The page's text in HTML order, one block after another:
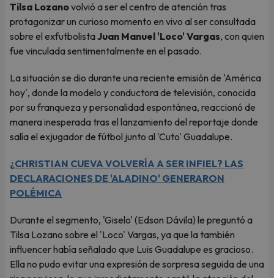
Tilsa Lozanovolvió a ser el centro de atención tras
protagonizar un curioso momento en vivo al ser consultada
sobre el exfutbolistaJuan Manuel 'Loco' Vargas, con quien
fue vinculada sentimentalmente en el pasado.
La situación se dio durante una reciente emisión de 'América
hoy', donde la modelo y conductora de televisión, conocida
por su franqueza y personalidad espontánea, reaccionó de
manera inesperada tras el lanzamiento del reportaje donde
salía el exjugador de fútbol junto al 'Cuto' Guadalupe.
¿CHRISTIAN CUEVA VOLVERÍA A SER INFIEL? LAS
DECLARACIONES DE 'ALADINO' GENERARON
POLÉMICA
Durante el segmento, 'Giselo' (Edson Dávila) le preguntó a
Tilsa Lozano sobre el 'Loco' Vargas, ya que la también
influencer había señalado que Luis Guadalupe es gracioso.
Ella no pudo evitar una expresión de sorpresa seguida de una